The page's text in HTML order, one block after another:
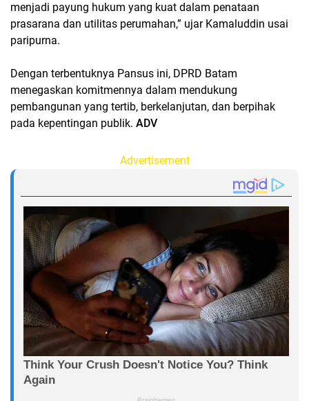
menjadi payung hukum yang kuat dalam penataan
prasarana dan utilitas perumahan,” ujar Kamaluddin usai
paripurna.
Dengan terbentuknya Pansus ini, DPRD Batam
menegaskan komitmennya dalam mendukung
pembangunan yang tertib, berkelanjutan, dan berpihak
pada kepentingan publik. ADV
Advertisement